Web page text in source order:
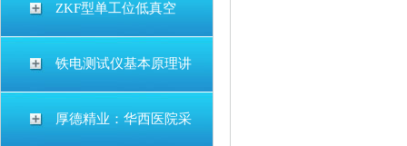
ZKF型单工位低真空
铁电测试仪基本原理讲
厚德精业：华西医院采